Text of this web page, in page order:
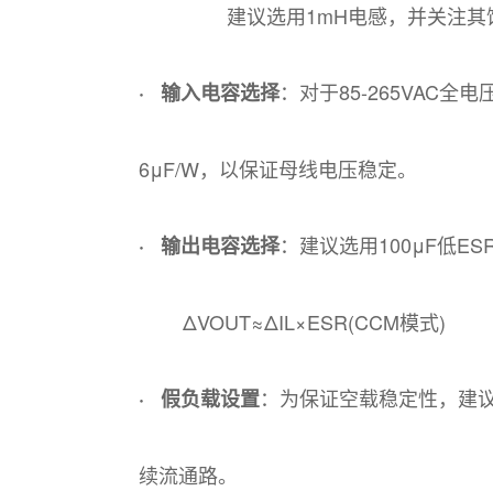
建议选用1mH电感，并关注
· 输入电容选择：对于85-265VAC全电
6μF/W，以保证母线电压稳定。
· 输出电容选择：建议选用100μF低
ΔVOUT​≈ΔIL​×ESR(CCM模式)
· 假负载设置：为保证空载稳定性，建
续流通路。